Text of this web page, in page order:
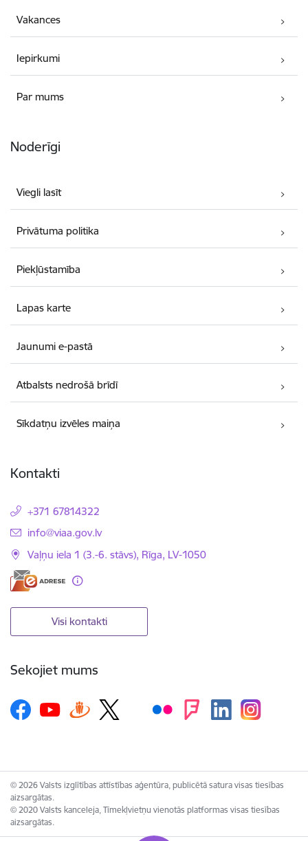
Vakances
Iepirkumi
Par mums
Noderīgi
Viegli lasīt
Privātuma politika
Piekļūstamība
Lapas karte
Jaunumi e-pastā
Atbalsts nedrošā brīdī
Sīkdatņu izvēles maiņa
Kontakti
+371 67814322
E-pasts:
info@viaa.gov.lv
Vaļņu iela 1 (3.-6. stāvs), Rīga, LV-1050
Visi kontakti
Sekojiet mums
© 2026 Valsts izglītības attīstības aģentūra, publicētā satura visas tiesības
aizsargātas.
© 2020 Valsts kanceleja, Tīmekļvietņu vienotās platformas visas tiesības
aizsargātas.